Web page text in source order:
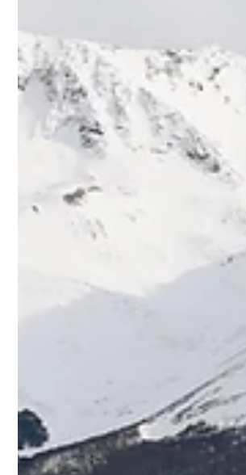
Juan Carlos Bondi
21 may
5 min de lectura
Qué hacer en Cafayate:
bodegas y dónde comer
¿Estás planeando un viaje al norte
qué hacer en Cafayate? En esta
provincia de Salta, ubicada a unos 192
provinicial, podés recorrer la Quebrada
visitar la Garganta del Diablo y el
bodegas de vino Torrontés, caminar
probar comida regional en restaurantes
auto, la ruta desde Salta por la RN 68